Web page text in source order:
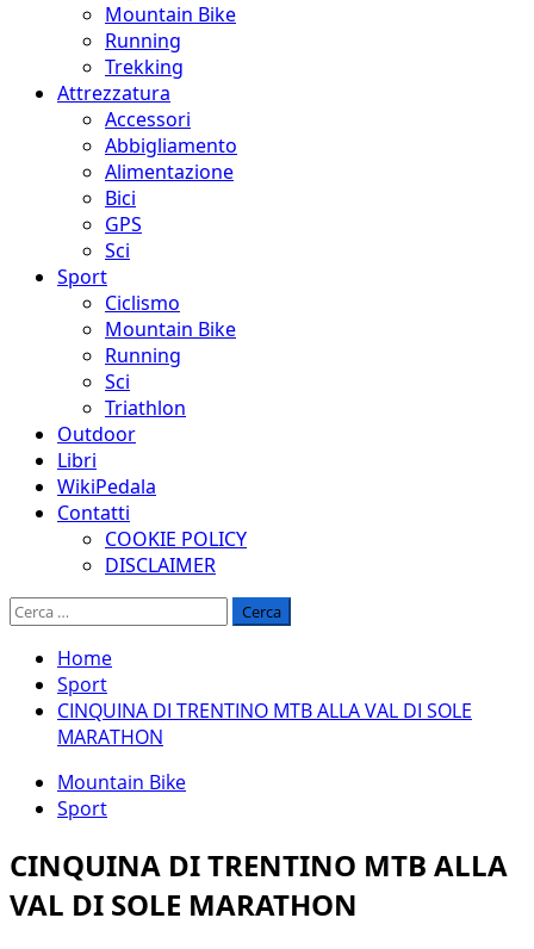
Mountain Bike
Running
Trekking
Attrezzatura
Accessori
Abbigliamento
Alimentazione
Bici
GPS
Sci
Sport
Ciclismo
Mountain Bike
Running
Sci
Triathlon
Outdoor
Libri
WikiPedala
Contatti
COOKIE POLICY
DISCLAIMER
Ricerca
Home
Sport
CINQUINA DI TRENTINO MTB ALLA VAL DI SOLE
MARATHON
Mountain Bike
Sport
CINQUINA DI TRENTINO MTB ALLA
VAL DI SOLE MARATHON